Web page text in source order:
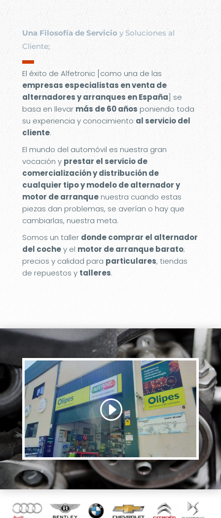
Una Filosofía de Servicioy Soluciones al
Cliente;
▬
El éxito de Alfetronic [como una de las
empresas especialistas en venta de
alternadores y arranques en España] se
basa en llevarmás de 60 añosponiendo toda
su experiencia y conocimiento al servicio del
cliente.
El mundo del automóvil es nuestra gran
vocación y prestar el servicio de
comercialización y distribución de
cualquier tipo y modelo de alternador y
motor de arranquenuestra cuando estas
piezas dan problemas, se averían o hay que
cambiarlas, nuestra meta.
Somos un taller donde comprar el alternador
del cochey el motor de arranque barato;
precios y calidad para particulares, tiendas
de repuestos y talleres.